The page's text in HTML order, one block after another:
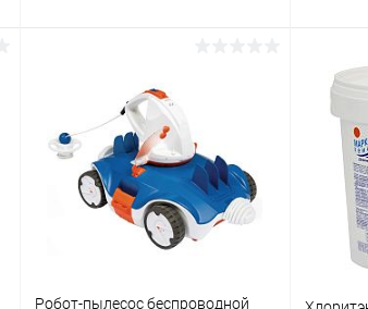
Купить в 1 клик
В избранное Недоступно В
Робот-пылесос беспроводной